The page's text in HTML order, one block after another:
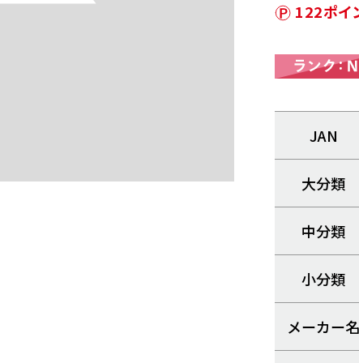
122ポイ
JAN
大分類
中分類
小分類
メーカー名